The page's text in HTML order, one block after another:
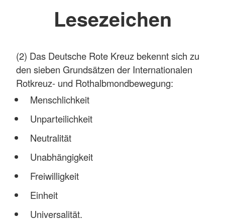
Lesezeichen
(2) Das Deutsche Rote Kreuz bekennt sich zu
den sieben Grundsätzen der Internationalen
Rotkreuz- und Rothalbmondbewegung:
Menschlichkeit
Unparteilichkeit
Neutralität
Unabhängigkeit
Freiwilligkeit
Einheit
Universalität.